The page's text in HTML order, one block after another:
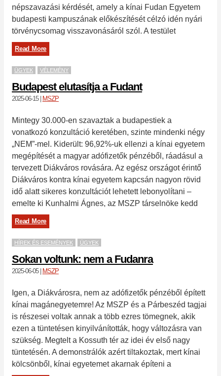
népszavazási kérdését, amely a kínai Fudan Egyetem
budapesti kampuszának előkészítését célzó idén nyári
törvénycsomag visszavonásáról szól. A testület
Read More
ÜGYEK VÉLEMÉNY
Budapest elutasítja a Fudant
2025-06-15| MSZP
Mintegy 30.000-en szavaztak a budapestiek a
vonatkozó konzultáció keretében, szinte mindenki négy
„NEM”-mel. Kiderült: 96,92%-uk ellenzi a kínai egyetem
megépítését a magyar adófizetők pénzéből, ráadásul a
tervezett Diákváros rovására. Az egész országot érintő
Diákváros kontra kínai egyetem kapcsán nagyon rövid
idő alatt sikeres konzultációt lehetett lebonyolítani –
emelte ki Kunhalmi Ágnes, az MSZP társelnöke kedd
Read More
HÍREK ÉS ESEMÉNYEK ÜGYEK
Sokan voltunk: nem a Fudanra
2025-06-05| MSZP
Igen, a Diákvárosra, nem az adófizetők pénzéből épített
kínai magánegyetemre! Az MSZP és a Párbeszéd tagjai
is részesei voltak annak a több ezres tömegnek, akik
ezen a tüntetésen kinyilvánították, hogy változásra van
szükség. Megtelt a Kossuth tér az idei év első nagy
tüntetésén. A demonstrálók azért tiltakoztak, mert kínai
kölcsönből, kínai egyetemet akarnak építeni a